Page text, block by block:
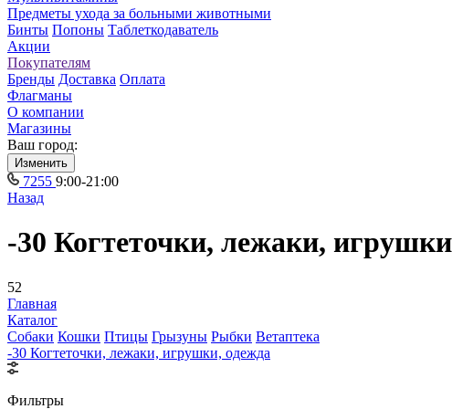
Предметы ухода за больными животными
Бинты Попоны Таблеткодаватель
Акции
Покупателям
Бренды Доставка Оплата
Флагманы
О компании
Магазины
Ваш город:
Изменить
7255 9:00-21:00
Назад
-30 Когтеточки, лежаки,
52
Главная
Каталог
Собаки Кошки Птицы Грызуны Рыбки Ветаптека
-30 Когтеточки, лежаки, игрушки, одежда
Фильтры